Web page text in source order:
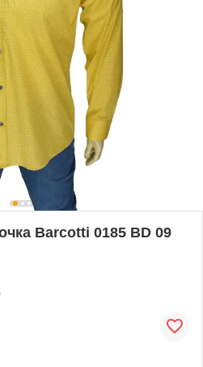
Barcotti 0185 BD 09